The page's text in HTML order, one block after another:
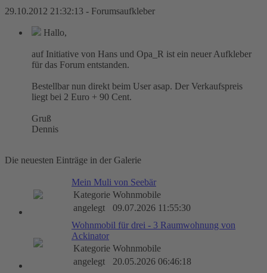
29.10.2012 21:32:13 - Forumsaufkleber
Hallo,
auf Initiative von Hans und Opa_R ist ein neuer Aufkleber
für das Forum entstanden.
Bestellbar nun direkt beim User asap. Der Verkaufspreis
liegt bei 2 Euro + 90 Cent.
Gruß
Dennis
Die neuesten Einträge in der Galerie
Mein Muli von Seebär
Kategorie Wohnmobile
angelegt
09.07.2026 11:55:30
Wohnmobil für drei - 3 Raumwohnung von
Ackinator
Kategorie Wohnmobile
angelegt
20.05.2026 06:46:18